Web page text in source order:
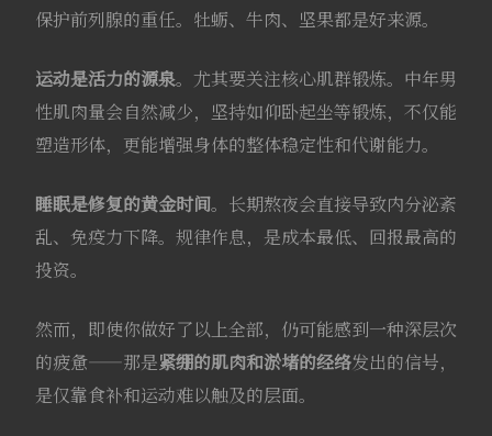
保护前列腺的重任。牡蛎、牛肉、坚果都是好来源。
运动是活力的源泉。尤其要关注核心肌群锻炼。中年男
性肌肉量会自然减少，坚持如仰卧起坐等锻炼，不仅能
塑造形体，更能增强身体的整体稳定性和代谢能力。
睡眠是修复的黄金时间。长期熬夜会直接导致内分泌紊
乱、免疫力下降。规律作息，是成本最低、回报最高的
投资。
然而，即使你做好了以上全部，仍可能感到一种深层次
的疲惫——那是紧绷的肌肉和淤堵的经络发出的信号，
是仅靠食补和运动难以触及的层面。